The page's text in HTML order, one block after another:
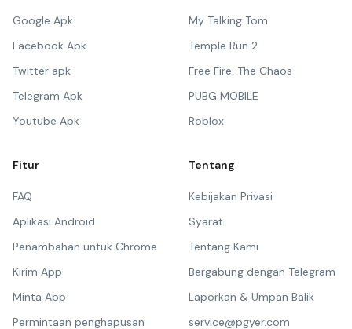
Google Apk
Facebook Apk
Twitter apk
Telegram Apk
Youtube Apk
My Talking Tom
Temple Run 2
Free Fire: The Chaos
PUBG MOBILE
Roblox
Fitur
FAQ
Aplikasi Android
Penambahan untuk Chrome
Kirim App
Minta App
Permintaan penghapusan
Tentang
Kebijakan Privasi
Syarat
Tentang Kami
Bergabung dengan Telegram
Laporkan & Umpan Balik
service@pgyer.com